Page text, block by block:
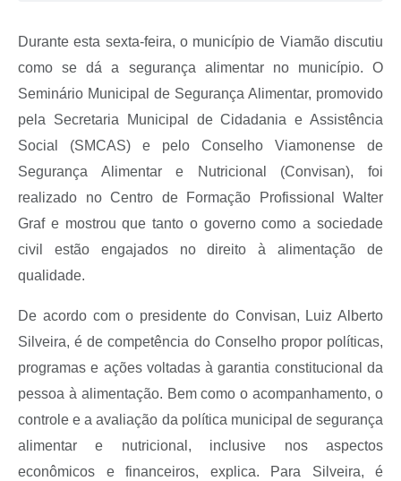
Durante esta sexta-feira, o município de Viamão discutiu
como se dá a segurança alimentar no município. O
Seminário Municipal de Segurança Alimentar, promovido
pela Secretaria Municipal de Cidadania e Assistência
Social (SMCAS) e pelo Conselho Viamonense de
Segurança Alimentar e Nutricional (Convisan), foi
realizado no Centro de Formação Profissional Walter
Graf e mostrou que tanto o governo como a sociedade
civil estão engajados no direito à alimentação de
qualidade.
De acordo com o presidente do Convisan, Luiz Alberto
Silveira, é de competência do Conselho propor políticas,
programas e ações voltadas à garantia constitucional da
pessoa à alimentação. Bem como o acompanhamento, o
controle e a avaliação da política municipal de segurança
alimentar e nutricional, inclusive nos aspectos
econômicos e financeiros, explica. Para Silveira, é